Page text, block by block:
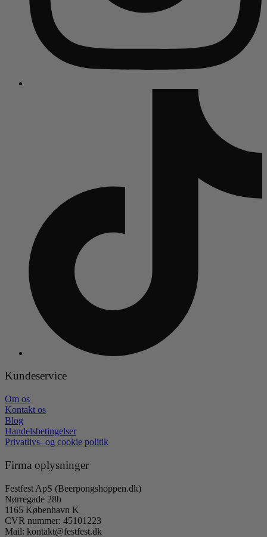
Kundeservice
Om os
Kontakt os
Blog
Handelsbetingelser
Privatlivs- og cookie politik
Firma oplysninger
Festfest ApS (Beerpongshoppen.dk)
Nørregade 28b
1165 København K
CVR nummer: 45101223
Mail: kontakt@festfest.dk